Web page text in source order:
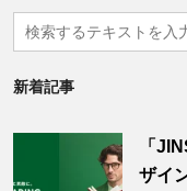
覧
新着記事
「
ザイ